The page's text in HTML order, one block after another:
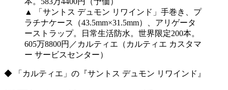
▲ 「サントス デュモン リワインド」手巻き、プ
ラチナケース（43.5mm×31.5mm）、アリゲータ
ーストラップ。日常生活防水。世界限定200本。
605万8800円／カルティエ（カルティエ カスタマ
ー サービスセンター）
◆ 「カルティエ」の『サントス デュモン リワインド』